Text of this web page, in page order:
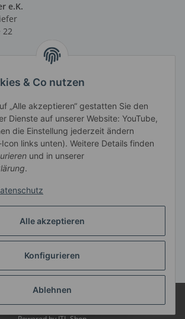
Alle akzeptieren
Konfigurieren
Ablehnen
& Co nutzen
„Alle akzeptieren“ gestatten Sie den
Dienste auf unserer Website: YouTube,
die Einstellung jederzeit ändern
links unten). Weitere Details finden
und in unserer
.
e.K.
22
58 41
Uhr und
USt.
66763 Dillingen/Saar!